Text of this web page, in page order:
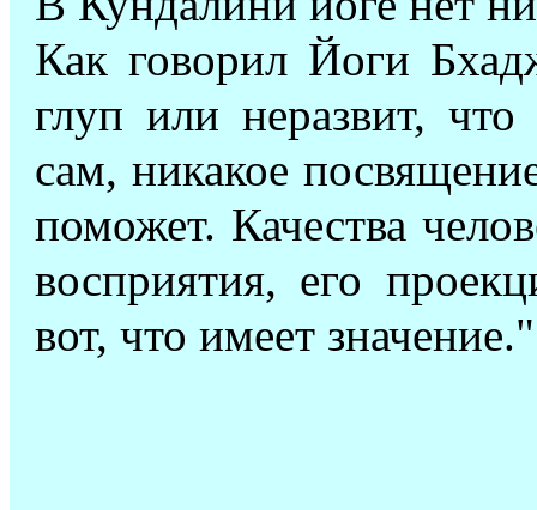
Как говорил Йоги
глуп или неразвит,
сам, никакое
поможет. Качества
восприятия, его
вот, что имеет значение."